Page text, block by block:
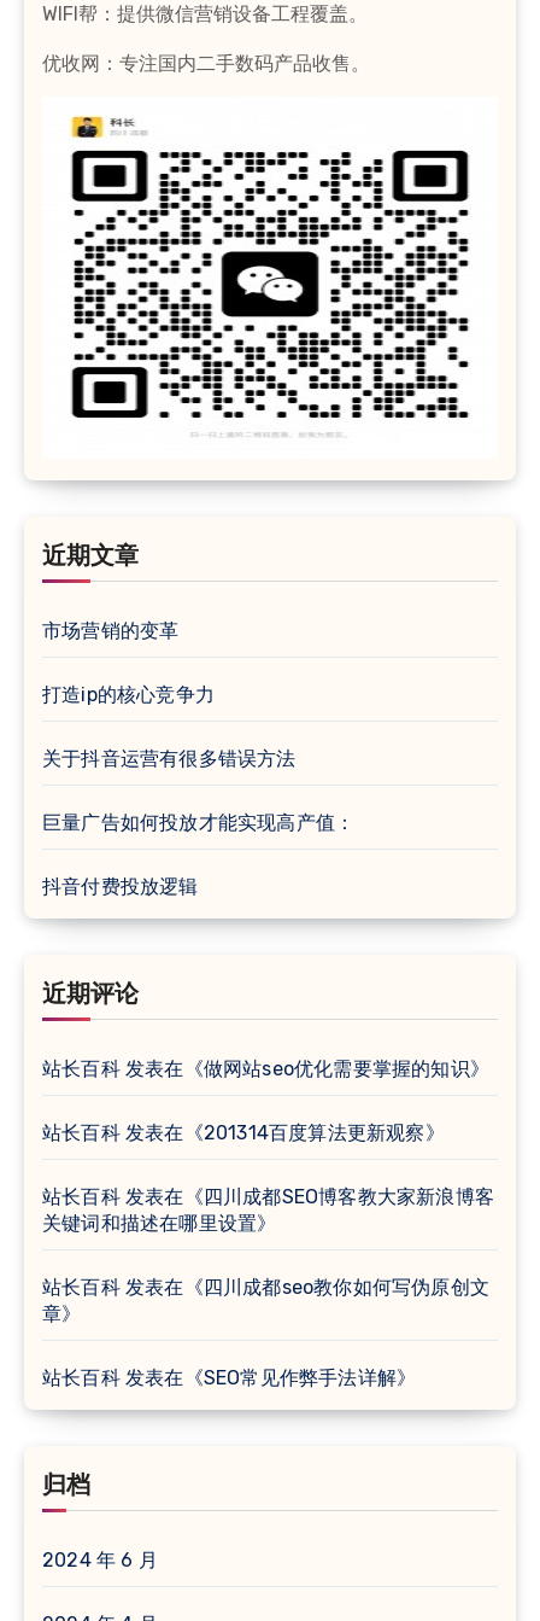
WIFI帮：提供微信营销设备工程覆盖。
优收网：专注国内二手数码产品收售。
近期文章
市场营销的变革
打造ip的核心竞争力
关于抖音运营有很多错误方法
巨量广告如何投放才能实现高产值：
抖音付费投放逻辑
近期评论
站长百科发表在《做网站seo优化需要掌握的知识》
站长百科发表在《201314百度算法更新观察》
站长百科发表在《四川成都SEO博客教大家新浪博客
关键词和描述在哪里设置》
站长百科发表在《四川成都seo教你如何写伪原创文
章》
站长百科发表在《SEO常见作弊手法详解》
归档
2024 年 6 月